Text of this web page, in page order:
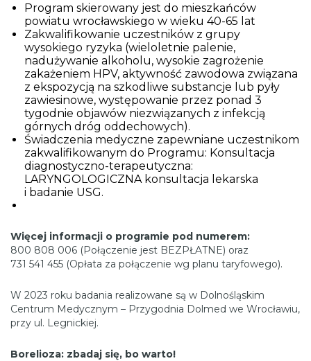
Program skierowany jest do mieszkańców
powiatu wrocławskiego w wieku 40-65 lat
Zakwalifikowanie uczestników z grupy
wysokiego ryzyka (wieloletnie palenie,
nadużywanie alkoholu, wysokie zagrożenie
zakażeniem HPV, aktywność zawodowa związana
z ekspozycją na szkodliwe substancje lub pyły
zawiesinowe, występowanie przez ponad 3
tygodnie objawów niezwiązanych z infekcją
górnych dróg oddechowych).
Świadczenia medyczne zapewniane uczestnikom
zakwalifikowanym do Programu: Konsultacja
diagnostyczno-terapeutyczna:
LARYNGOLOGICZNA konsultacja lekarska
i badanie USG.
Więcej informacji o programie pod numerem:
800 808 006 (Połączenie jest BEZPŁATNE) oraz
731 541 455 (Opłata za połączenie wg planu taryfowego).
W 2023 roku badania realizowane są w Dolnośląskim
Centrum Medycznym – Przygodnia Dolmed we Wrocławiu,
przy ul. Legnickiej.
Borelioza: zbadaj się, bo warto!